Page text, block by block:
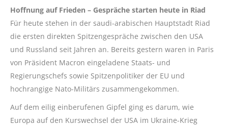
Hoffnung auf Frieden – Gespräche starten heute in Riad
Für heute stehen in der saudi-arabischen Hauptstadt Riad
die ersten direkten Spitzengespräche zwischen den USA
und Russland seit Jahren an. Bereits gestern waren in Paris
von Präsident Macron eingeladene Staats- und
Regierungschefs sowie Spitzenpolitiker der EU und
hochrangige Nato-Militärs zusammengekommen.
Auf dem eilig einberufenen Gipfel ging es darum, wie
Europa auf den Kurswechsel der USA im Ukraine-Krieg